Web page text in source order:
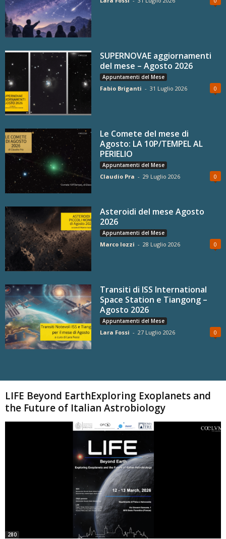
SUPERNOVAE aggiornamenti
del mese – Agosto 2026
Appuntamenti del Mese
Fabio Briganti - 31 Luglio 2026 0
Le Comete del mese di
Agosto: LA 10P/TEMPEL AL
PERIELIO
Appuntamenti del Mese
Claudio Pra - 29 Luglio 2026 0
Asteroidi del mese Agosto
2026
Appuntamenti del Mese
Marco Iozzi - 28 Luglio 2026 0
Transiti di ISS International
Space Station e Tiangong –
Agosto 2026
Appuntamenti del Mese
Lara Fossi - 27 Luglio 2026 0
LIFE Beyond EarthExploring Exoplanets and
the Future of Italian Astrobiology
280